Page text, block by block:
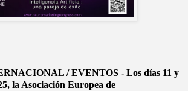
/ EVENTOS - Los días 11 y
la Asociación Europea de